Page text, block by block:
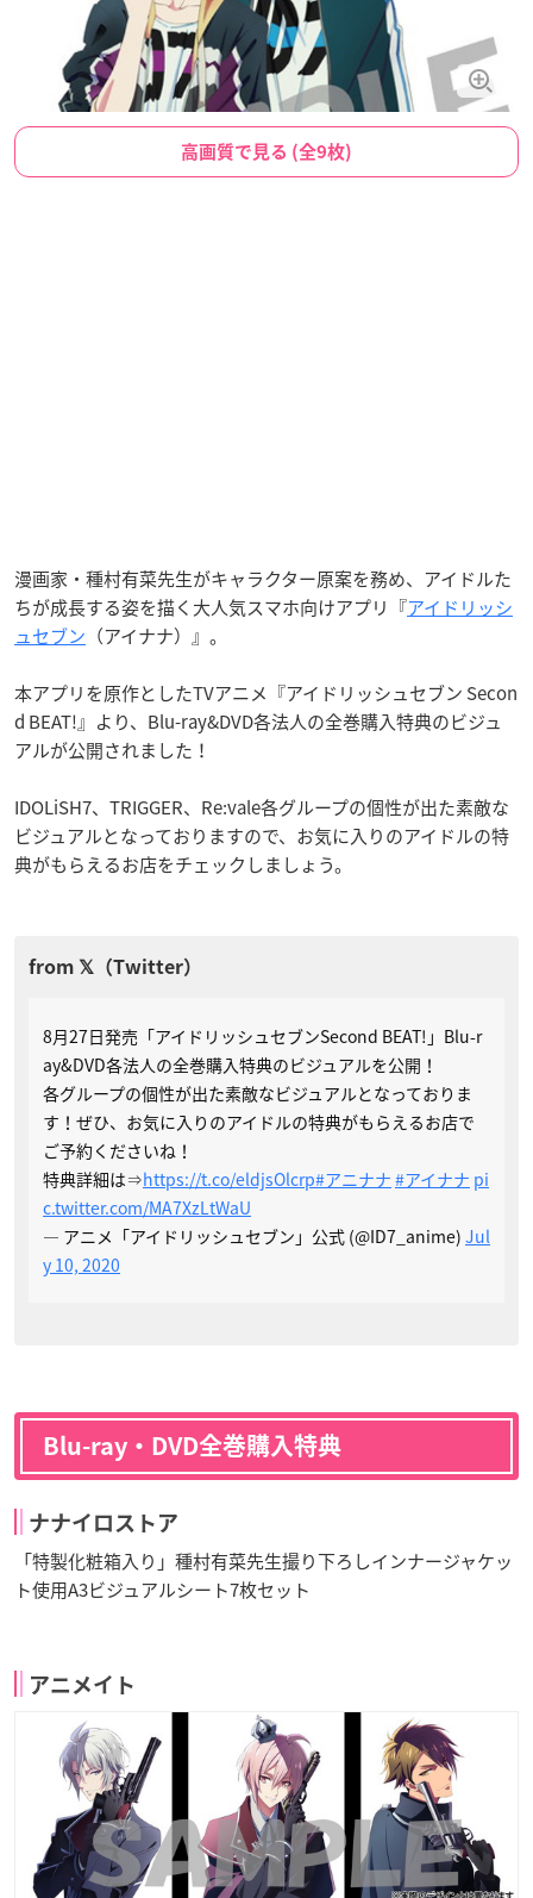
高画質で見る (全9枚)
漫画家・種村有菜先生がキャラクター原案を務め、アイドルた
ちが成長する姿を描く大人気スマホ向けアプリ『アイドリッシ
ュセブン （アイナナ）』。
本アプリを原作としたTVアニメ『アイドリッシュセブン Secon
d BEAT!』より、Blu-ray&DVD各法人の全巻購入特典のビジュ
アルが公開されました！
IDOLiSH7、TRIGGER、Re:vale各グループの個性が出た素敵な
ビジュアルとなっておりますので、お気に入りのアイドルの特
典がもらえるお店をチェックしましょう。
8月27日発売「アイドリッシュセブンSecond BEAT!」Blu-r
ay&DVD各法人の全巻購入特典のビジュアルを公開！
各グループの個性が出た素敵なビジュアルとなっておりま
す！ぜひ、お気に入りのアイドルの特典がもらえるお店で
ご予約くださいね！
特典詳細は⇒https://t.co/eldjsOlcrp#アニナナ #アイナナ pi
c.twitter.com/MA7XzLtWaU
— アニメ「アイドリッシュセブン」公式 (@ID7_anime) Jul
y 10, 2020
Blu-ray・DVD全巻購入特典
ナナイロストア
「特製化粧箱入り」種村有菜先生撮り下ろしインナージャケッ
ト使用A3ビジュアルシート7枚セット
アニメイト